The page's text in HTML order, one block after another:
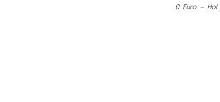
0 Euro – Hol